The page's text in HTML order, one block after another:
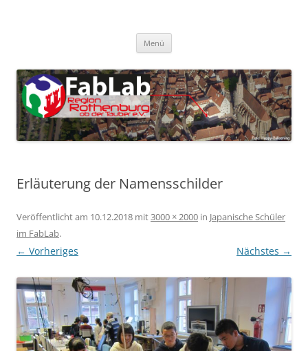
Menü
Erläuterung der Namensschilder
Veröffentlicht am 10.12.2018 mit3000 × 2000 in Japanische Schüler
im FabLab.
← Vorheriges Nächstes →